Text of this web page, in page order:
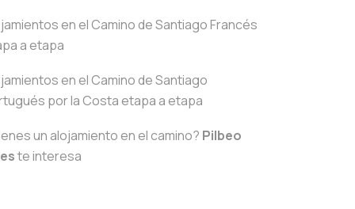
en el Camino de Santiago Francés
a etapa
en el Camino de Santiago
por la Costa etapa a etapa
un alojamiento en el camino? Pilbeo
te interesa